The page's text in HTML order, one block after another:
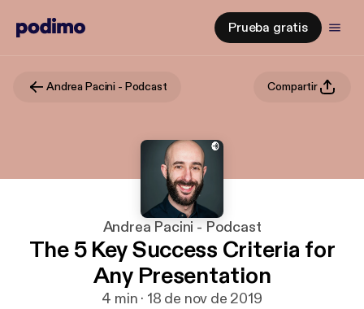
Prueba gratis
Andrea Pacini - Podcast Compartir
Andrea Pacini - Podcast
The 5 Key Success Criteria for
Any Presentation
4 min · 18 de nov de 2019